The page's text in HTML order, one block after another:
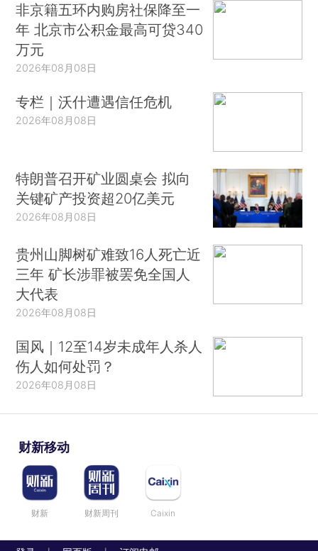
非京籍五环内购房社保降至一
年 北京市公积金最高可贷340
万元
2026年08月08日
专栏｜沃什遭遇信任危机
2026年08月08日
特朗普召开矿业圆桌会 拟向
关键矿产投资超20亿美元
2026年08月08日
贵州山脚树矿难致16人死亡近
三年 矿长涉罪被罢免全国人
大代表
2026年08月08日
国风｜12至14岁未成年人杀人
伤人如何处罚？
2026年08月08日
财新移动
财新 财新周刊 Caixin